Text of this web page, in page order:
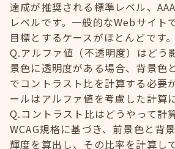
達成が推奨される標準レベル、
レベルです。一般的なWebサイト
目標とするケースがほとんどです。
Q.アルファ値（不透明度）はどう
景色に透明度がある場合、背景色
でコントラスト比を計算する必要
ールはアルファ値を考慮した計算
Q.コントラスト比はどうやって計
WCAG規格に基づき、前景色と背
輝度を算出し、その比率を計算し